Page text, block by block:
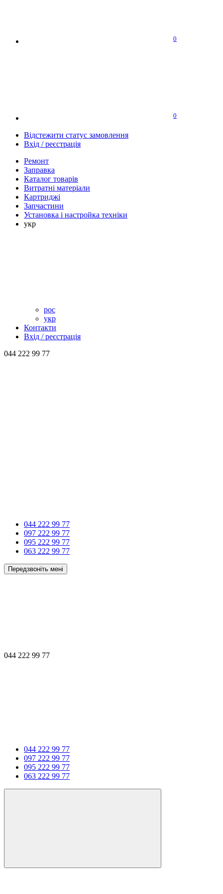
0
0
Відстежити статус замовлення
Вхід / реєстрація
Ремонт
Заправка
Каталог товарів
Витратні матеріали
Картриджі
Запчастини
Установка і настройка техніки
укр
рос
укр
Контакти
Вхід / реєстрація
044 222 99 77
044 222 99 77
097 222 99 77
095 222 99 77
063 222 99 77
Передзвоніть мені
044 222 99 77
044 222 99 77
097 222 99 77
095 222 99 77
063 222 99 77